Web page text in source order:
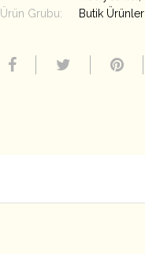
Ürün Grubu:
Butik Ürünler